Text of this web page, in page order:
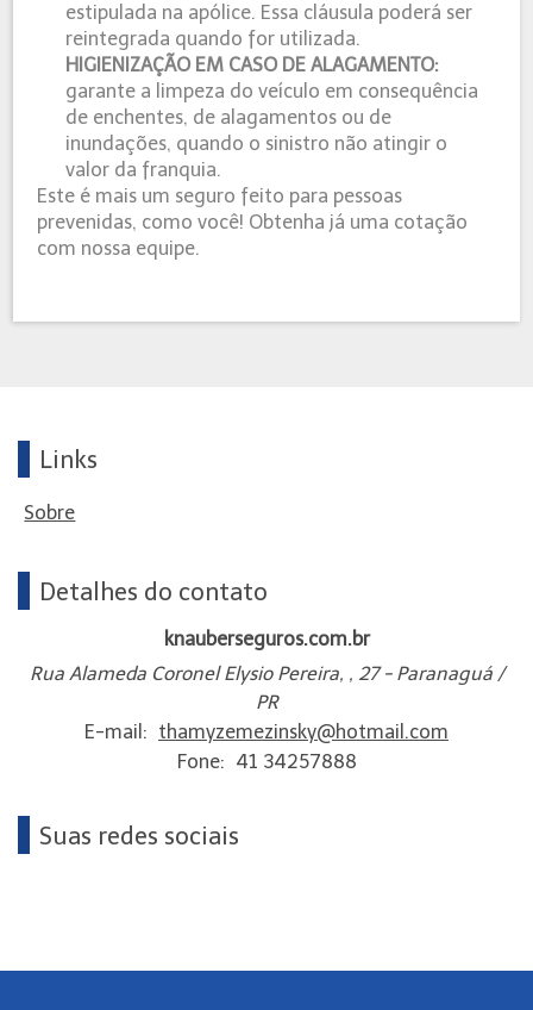
estipulada na apólice. Essa cláusula poderá ser
reintegrada quando for utilizada.
HIGIENIZAÇÃO EM CASO DE ALAGAMENTO:
garante a limpeza do veículo em consequência
de enchentes, de alagamentos ou de
inundações, quando o sinistro não atingir o
valor da franquia.
Este é mais um seguro feito para pessoas
prevenidas, como você! Obtenha já uma cotação
com nossa equipe.
Links
Sobre
Detalhes do contato
knauberseguros.com.br
Rua Alameda Coronel Elysio Pereira, , 27 - Paranaguá /
PR
E-mail: thamyzemezinsky@hotmail.com
Fone: 41 34257888
Suas redes sociais